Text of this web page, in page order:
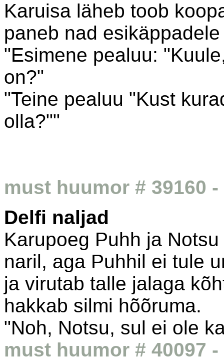
Karuisa läheb toob
paneb nad
"Esimene pealuu:
on?"
"Teine pealuu "Kust
olla?""
must huumor # 39160 -
Delfi naljad
Karupoeg Puhh ja
naril, aga Puhhil ei tule
ja virutab talle jalaga
hakkab silmi hõõruma.
"Noh, Notsu, sul ei ole
must huumor # 40097 -